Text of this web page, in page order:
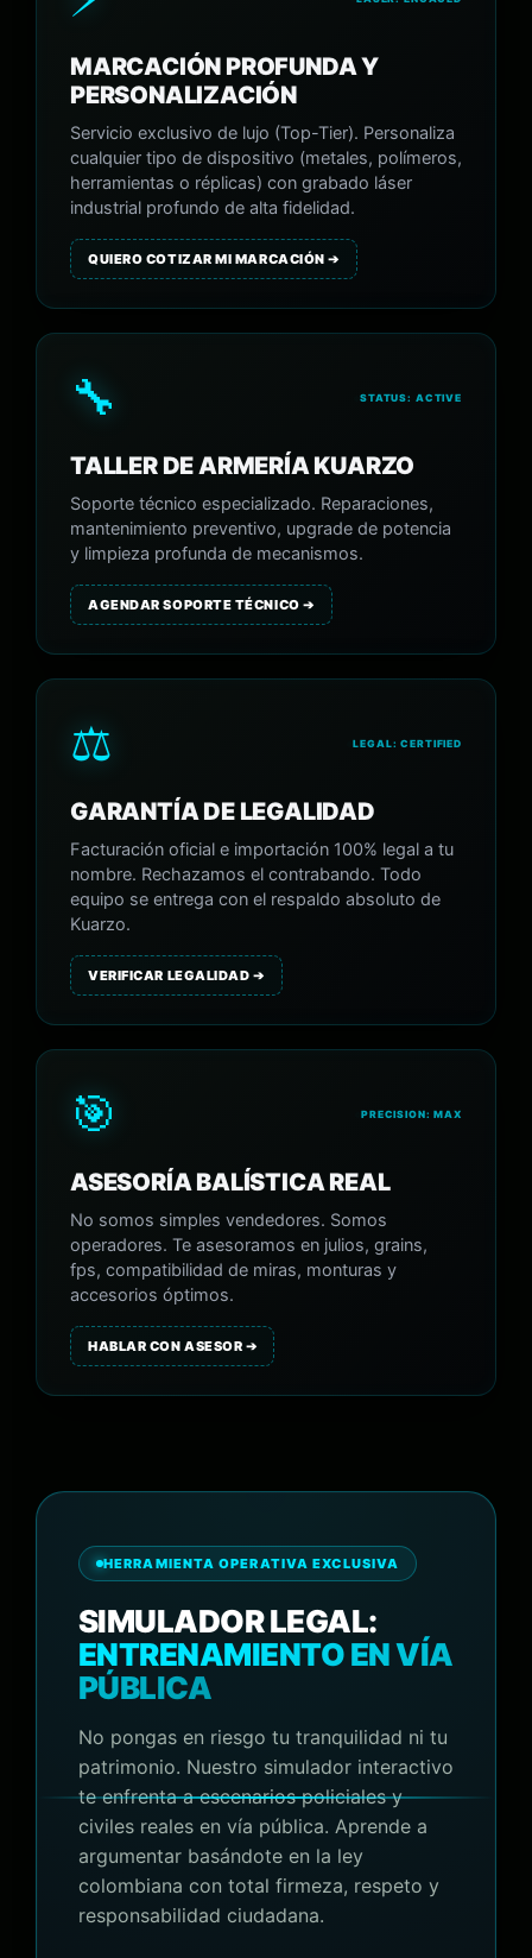
MARCACIÓN PROFUNDA Y
PERSONALIZACIÓN
Servicio exclusivo de lujo (Top-Tier). Personaliza
cualquier tipo de dispositivo (metales, polímeros,
herramientas o réplicas) con grabado láser
industrial profundo de alta fidelidad.
QUIERO COTIZAR MI MARCACIÓN ➔
🔧 STATUS: ACTIVE
TALLER DE ARMERÍA KUARZO
Soporte técnico especializado. Reparaciones,
mantenimiento preventivo, upgrade de potencia
y limpieza profunda de mecanismos.
AGENDAR SOPORTE TÉCNICO ➔
⚖️ LEGAL: CERTIFIED
GARANTÍA DE LEGALIDAD
Facturación oficial e importación 100% legal a tu
nombre. Rechazamos el contrabando. Todo
equipo se entrega con el respaldo absoluto de
Kuarzo.
VERIFICAR LEGALIDAD ➔
🎯 PRECISION: MAX
ASESORÍA BALÍSTICA REAL
No somos simples vendedores. Somos
operadores. Te asesoramos en julios, grains,
fps, compatibilidad de miras, monturas y
accesorios óptimos.
HABLAR CON ASESOR ➔
HERRAMIENTA OPERATIVA EXCLUSIVA
SIMULADOR LEGAL:
ENTRENAMIENTO EN VÍA
PÚBLICA
No pongas en riesgo tu tranquilidad ni tu
patrimonio. Nuestro simulador interactivo
te enfrenta a escenarios policiales y
civiles reales en vía pública. Aprende a
argumentar basándote en la ley
colombiana con total firmeza, respeto y
responsabilidad ciudadana.